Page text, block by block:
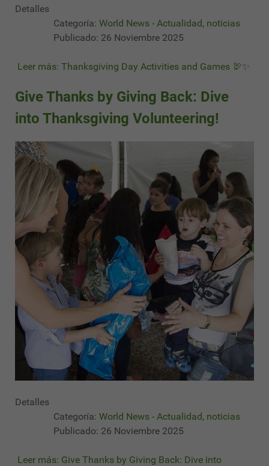
Detalles
Categoría: World News - Actualidad, noticias
Publicado: 26 Noviembre 2025
Leer más: Thanksgiving Day Activities and Games 🦃✨
Give Thanks by Giving Back: Dive
into Thanksgiving Volunteering!
Detalles
Categoría: World News - Actualidad, noticias
Publicado: 26 Noviembre 2025
Leer más: Give Thanks by Giving Back: Dive into